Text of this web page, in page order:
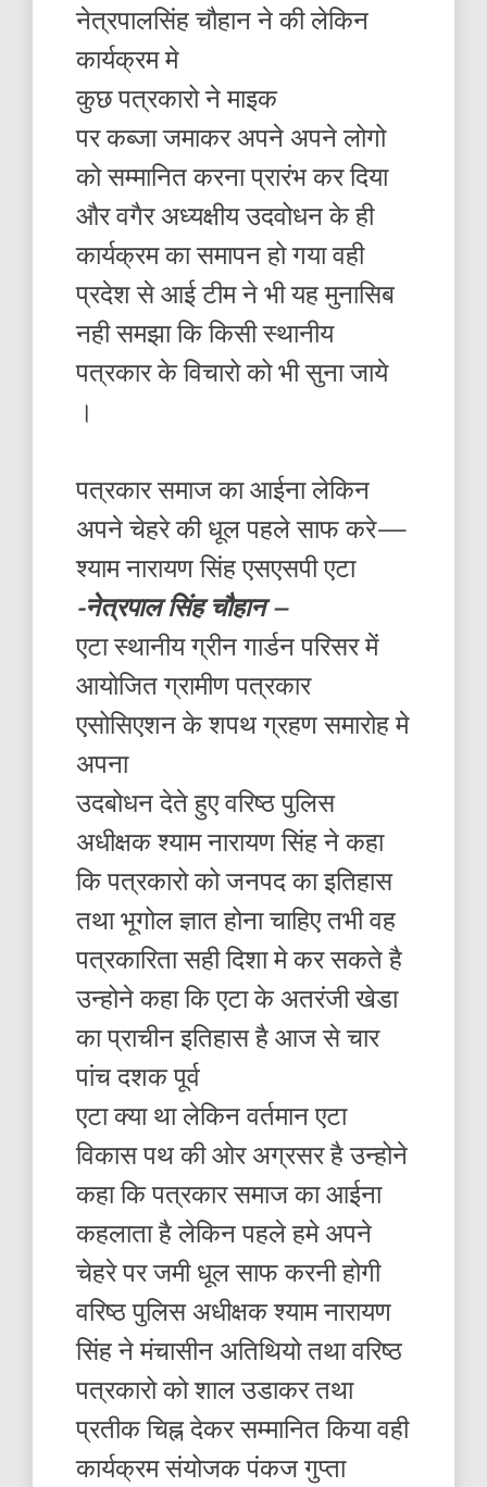
नेत्रपालसिंह चौहान ने की लेकिन
कार्यक्रम मे
कुछ पत्रकारो ने माइक
पर कब्जा जमाकर अपने अपने लोगो
को सम्मानित करना प्रारंभ कर दिया
और वगैर अध्यक्षीय उदवोधन के ही
कार्यक्रम का समापन हो गया वही
प्रदेश से आई टीम ने भी यह मुनासिब
नही समझा कि किसी स्थानीय
पत्रकार के विचारो को भी सुना जाये
।
पत्रकार समाज का आईना लेकिन
अपने चेहरे की धूल पहले साफ करे—
श्याम नारायण सिंह एसएसपी एटा
-नेत्रपाल सिंह चौहान –
एटा स्थानीय ग्रीन गार्डन परिसर में
आयोजित ग्रामीण पत्रकार
एसोसिएशन के शपथ ग्रहण समारोह मे
अपना
उदबोधन देते हुए वरिष्ठ पुलिस
अधीक्षक श्याम नारायण सिंह ने कहा
कि पत्रकारो को जनपद का इतिहास
तथा भूगोल ज्ञात होना चाहिए तभी वह
पत्रकारिता सही दिशा मे कर सकते है
उन्होने कहा कि एटा के अतरंजी खेडा
का प्राचीन इतिहास है आज से चार
पांच दशक पूर्व
एटा क्या था लेकिन वर्तमान एटा
विकास पथ की ओर अग्रसर है उन्होने
कहा कि पत्रकार समाज का आईना
कहलाता है लेकिन पहले हमे अपने
चेहरे पर जमी धूल साफ करनी होगी
वरिष्ठ पुलिस अधीक्षक श्याम नारायण
सिंह ने मंचासीन अतिथियो तथा वरिष्ठ
पत्रकारो को शाल उडाकर तथा
प्रतीक चिह्न देकर सम्मानित किया वही
कार्यक्रम संयोजक पंकज गुप्ता